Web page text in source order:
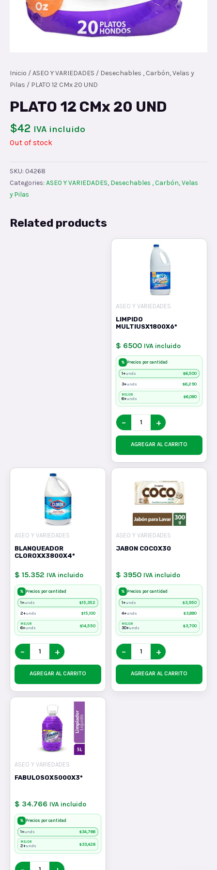
Inicio /ASEO Y VARIEDADES / Desechables , Carbón, Velas y
Pilas / PLATO 12 CMx 20 UND
PLATO 12 CMx 20 UND
$42 IVA incluido
Out of stock
SKU: 04268
Categories: ASEO Y VARIEDADES, Desechables , Carbón, Velas
y Pilas
Related products
ASEO Y VARIEDADES
LIMPIDO
MULTIUSX1800X6*
$ 6500 IVA incluido
% Precios por cantidad
1+unds $6,500
3+unds $6,290
MEJOR
6+unds $6,080
− +
AGREGAR AL CARRITO
ASEO Y VARIEDADES
BLANQUEADOR
CLOROXX3800X4*
$ 15.352 IVA incluido
% Precios por cantidad
1+unds $15,352
2+unds $15,100
MEJOR
6+unds $14,550
− +
AGREGAR AL CARRITO
ASEO Y VARIEDADES
JABON COCOX30
$ 3950 IVA incluido
% Precios por cantidad
1+unds $3,950
4+unds $3,880
MEJOR
30+unds $3,700
− +
AGREGAR AL CARRITO
ASEO Y VARIEDADES
FABULOSOX5000X3*
$ 34.766 IVA incluido
% Precios por cantidad
1+unds $34,766
MEJOR
2+unds $33,428